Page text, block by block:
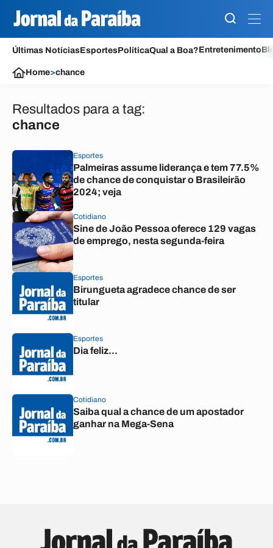
Últimas NotíciasEsportesPolíticaQual a Boa?Entretenimento
Home>chance
Resultados para a tag:
chance
Esportes
Palmeiras assume liderança e tem 77.5%
de chance de conquistar o Brasileirão
2024; veja
Cotidiano
Sine de João Pessoa oferece 129 vagas
de emprego, nesta segunda-feira
Esportes
Birungueta agradece chance de ser
titular
Esportes
Dia feliz...
Cotidiano
Saiba qual a chance de um apostador
ganhar na Mega-Sena